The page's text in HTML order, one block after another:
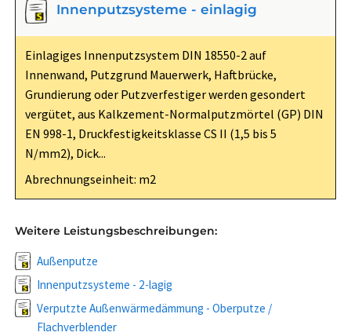
Innenputzsysteme - einlagig
Einlagiges Innenputzsystem DIN 18550-2 auf
Innenwand, Putzgrund Mauerwerk, Haftbrücke,
Grundierung oder Putzverfestiger werden gesondert
vergütet, aus Kalkzement-Normalputzmörtel (GP) DIN
EN 998-1, Druckfestigkeitsklasse CS II (1,5 bis 5
N/mm2), Dick...
Abrechnungseinheit: m2
Weitere Leistungsbeschreibungen:
Außenputze
Innenputzsysteme - 2-lagig
Verputzte Außenwärmedämmung - Oberputze /
Flachverblender